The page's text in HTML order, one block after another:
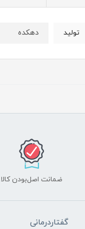
تولید دهکده
ضمانت اصل‌بودن کالا
گفتاردرمانی